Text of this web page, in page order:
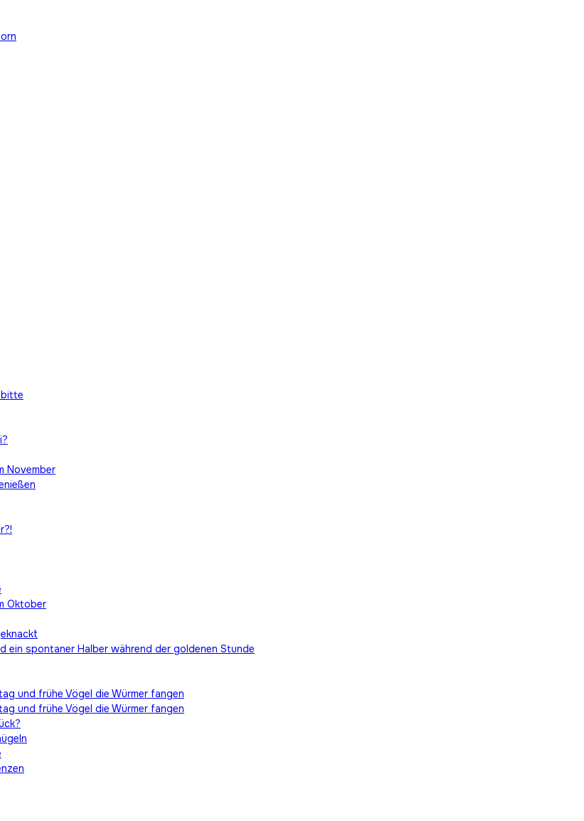
bitte
November
Oktober
ein spontaner Halber während der goldenen Stunde
und frühe Vögel die Würmer fangen
und frühe Vögel die Würmer fangen